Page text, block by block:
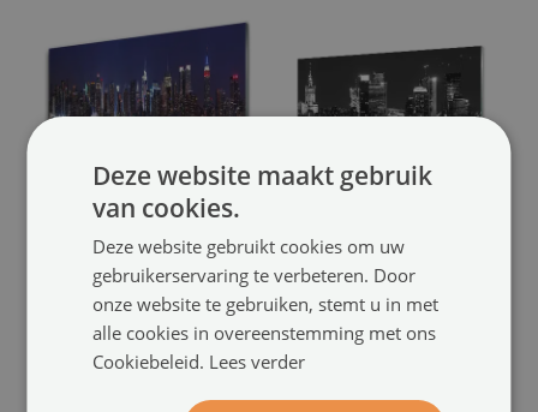
Foto op glas
Wolkenkrabbers city homes
(#114080500)
89.99 €
Foto op glas
Warschau panorama night
wolkenkrabbers
maat vanaf: 100x50 cm
Deze website maakt gebruik
van cookies.
Deze website gebruikt cookies om uw
gebruikerservaring te verbeteren. Door
onze website te gebruiken, stemt u in met
alle cookies in overeenstemming met ons
Cookiebeleid. Lees verder